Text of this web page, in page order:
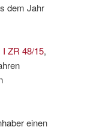
dem Jahr
I ZR 48/15,
einen